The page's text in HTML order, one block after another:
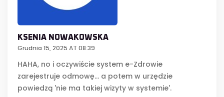
KSENIA NOWAKOWSKA
Grudnia 15, 2025 AT 08:39
HAHA, no i oczywiście system e-Zdrowie
zarejestruje odmowę... a potem w urzędzie
powiedzą 'nie ma takiej wizyty w systemie'.